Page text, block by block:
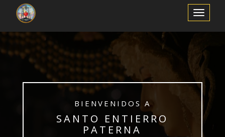
Toggle
Navigation
BIENVENIDOS A
SANTO ENTIERRO
PATERNA